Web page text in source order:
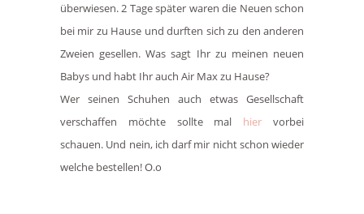
überwiesen. 2 Tage später waren die Neuen schon
bei mir zu Hause und durften sich zu den anderen
Zweien gesellen. Was sagt Ihr zu meinen neuen
Babys und habt Ihr auch Air Max zu Hause?
Wer seinen Schuhen auch etwas Gesellschaft
verschaffen möchte sollte mal hier vorbei
schauen. Und nein, ich darf mir nicht schon wieder
welche bestellen! O.o